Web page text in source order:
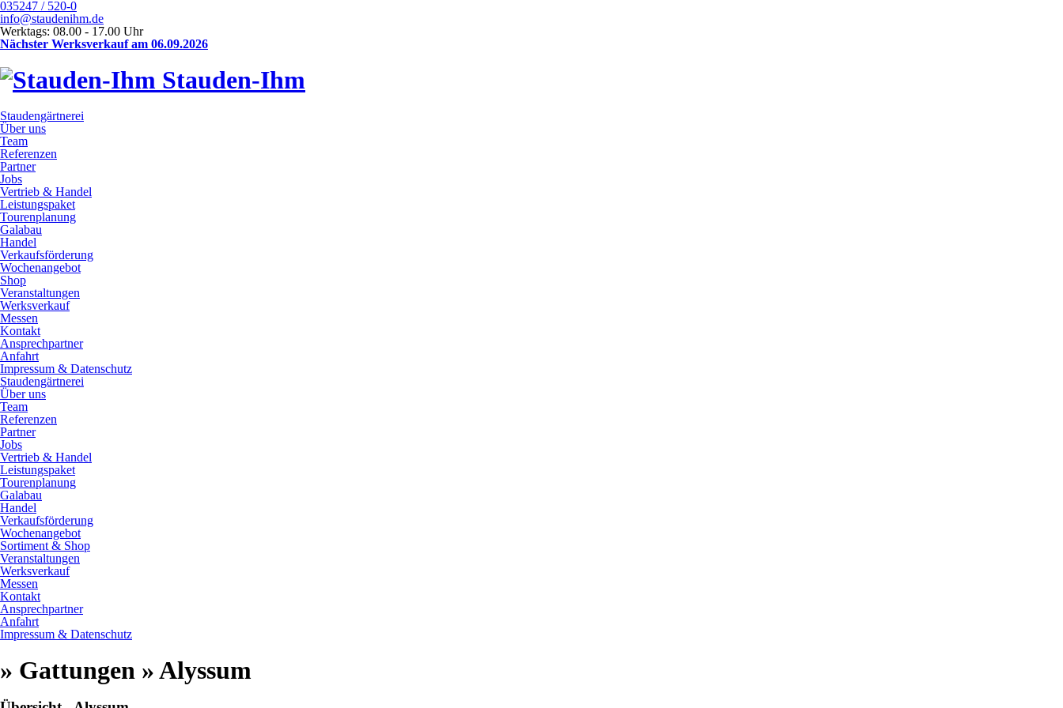
035247 / 520-0
info@staudenihm.de
Werktags: 08.00 - 17.00 Uhr
Nächster Werksverkauf am 06.09.2026
Stauden-Ihm
Staudengärtnerei
Über uns
Team
Referenzen
Partner
Jobs
Vertrieb & Handel
Leistungspaket
Tourenplanung
Galabau
Handel
Verkaufsförderung
Wochenangebot
Shop
Veranstaltungen
Werksverkauf
Messen
Kontakt
Ansprechpartner
Anfahrt
Impressum & Datenschutz
Staudengärtnerei
Über uns
Team
Referenzen
Partner
Jobs
Vertrieb & Handel
Leistungspaket
Tourenplanung
Galabau
Handel
Verkaufsförderung
Wochenangebot
Sortiment & Shop
Veranstaltungen
Werksverkauf
Messen
Kontakt
Ansprechpartner
Anfahrt
Impressum & Datenschutz
» Gattungen » Alyssum